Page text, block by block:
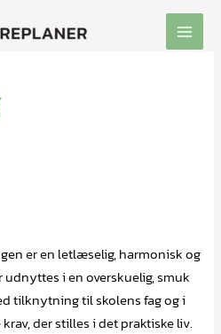
er en letlæselig, harmonisk og
i en overskuelig, smuk
tilknytning til skolens fag og i
der stilles i det praktiske liv.